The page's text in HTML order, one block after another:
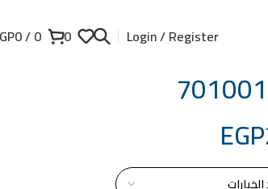
Login / Register
0
0
/
0
EGP